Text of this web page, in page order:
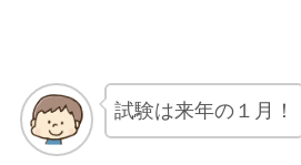
試験は来年の１月！